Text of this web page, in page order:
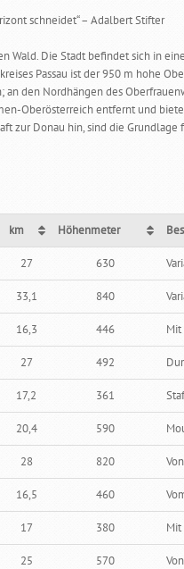
schneidet“ – Adalbert Stifter
Wald. Die Stadt befindet sich in
Passau ist der 950 m hohe
den Nordhängen des
Oberösterreich entfernt und
zur Donau hin, sind die
km Höhenmeter
27 630
33,1 840
16,3 446
27 492
17,2 361
20,4 590
28 820
16,5 460
17 380
25 570